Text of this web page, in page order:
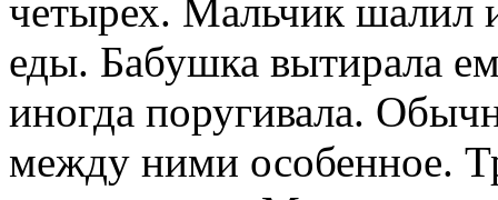
четырех. Мальчик шалил
еды. Бабушка вытирала
иногда поругивала.
между ними особенное.